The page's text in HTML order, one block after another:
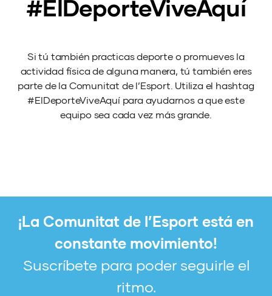
#ElDeporteViveAquí
Si tú también practicas deporte o promueves la
actividad física de alguna manera, tú también eres
parte de la Comunitat de l’Esport. Utiliza el hashtag
#ElDeporteViveAquí para ayudarnos a que este
equipo sea cada vez más grande.
¡La Comunitat de l’Esport está en
constante movimiento!
Suscríbete para poder seguirle el
ritmo.